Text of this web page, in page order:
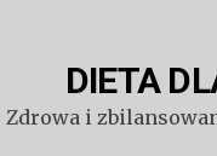
DIETA
Zdrowa i